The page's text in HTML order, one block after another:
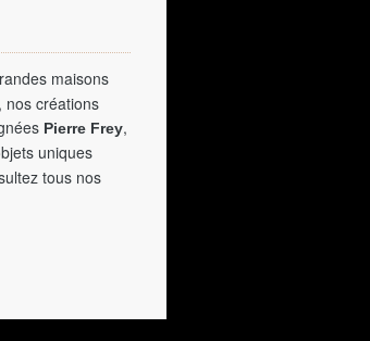
maisons
nos créations
Pierre Frey,
uniques
tous nos